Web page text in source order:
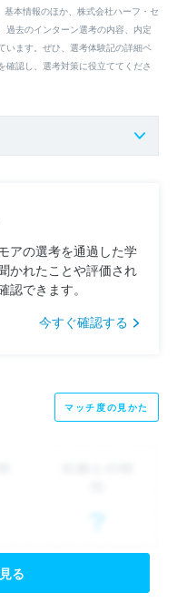
本情報のほか、株式会社ハーフ・セ
過去のインターン選考の内容、内定
います。ぜひ、選考体験記の詳細ペ
確認し、選考対策に役立ててくださ
アの選考を通過した学
かれたことや評価され
できます。
今すぐ確認する
マッチ度の見かた
る